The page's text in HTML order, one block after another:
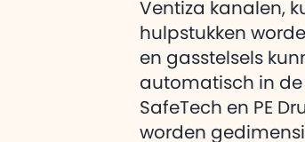
Ventiza kanalen,
hulpstukken
en gasstelsels
automatisch in de
SafeTech en PE
worden